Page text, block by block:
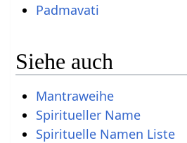
Padmavati
Siehe auch
Mantraweihe
Spiritueller Name
Spirituelle Namen Liste